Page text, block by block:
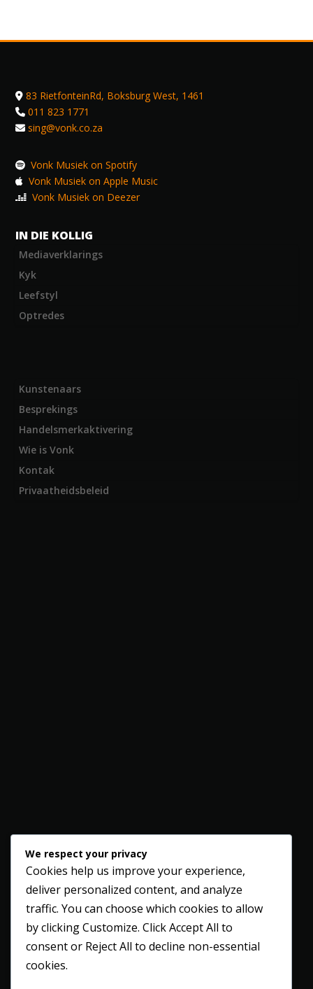
83 RietfonteinRd, Boksburg West, 1461
011 823 1771
sing@vonk.co.za
Vonk Musiek on Spotify
Vonk Musiek on Apple Music
Vonk Musiek on Deezer
IN DIE KOLLIG
Mediaverklarings
Kyk
Leefstyl
Optredes
Kunstenaars
Besprekings
Handelsmerkaktivering
Wie is Vonk
Kontak
Privaatheidsbeleid
We respect your privacy
Cookies help us improve your experience,
deliver personalized content, and analyze
traffic. You can choose which cookies to allow
by clickingCustomize. ClickAccept All to
consent or Reject All to decline non-essential
cookies.